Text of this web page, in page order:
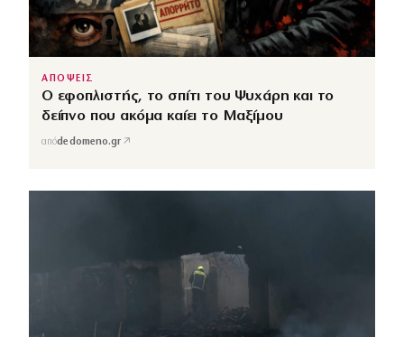
ΑΠΟΨΕΙΣ
Ο εφοπλιστής, το σπίτι του Ψυχάρη και το
δείπνο που ακόμα καίει το Μαξίμου
απόdedomeno.gr ↗